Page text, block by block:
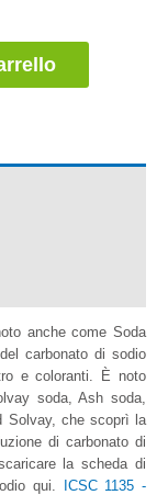
anche come Soda
carbonato di sodio
e coloranti. È noto
soda, Ash soda,
Solvay, che scoprì la
di carbonato di
la scheda di
qui. ICSC 1135 -